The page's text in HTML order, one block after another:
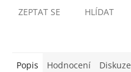
ZEPTAT SE HLÍDAT
Popis Hodnocení Diskuze